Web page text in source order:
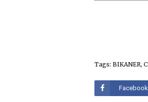
Tags: BIKANER,
Facebook